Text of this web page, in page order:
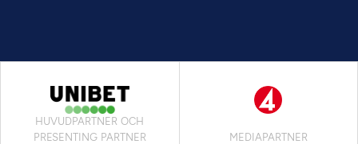
HUVUDPARTNER OCH
PRESENTING PARTNER
MEDIAPARTNER